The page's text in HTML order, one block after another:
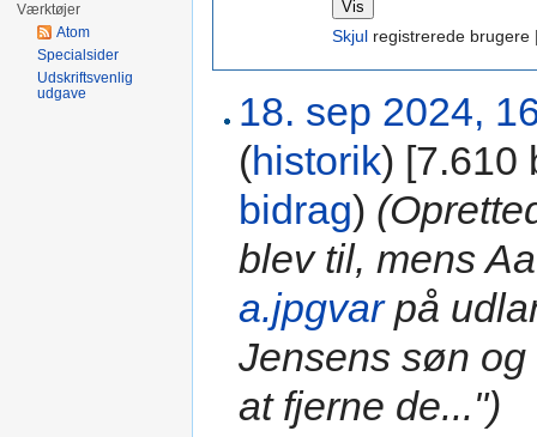
Skjul registrerede
18. sep 2024,
(historik) [7.610
bidrag)
blev til, mens
a.jpgvarpå
Jensens søn
at fjerne de...")
Værktøjer
Atom
Specialsider
Udskriftsvenlig
udgave